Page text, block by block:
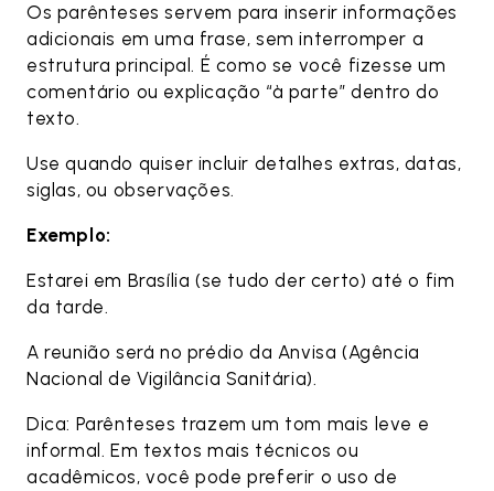
Os parênteses servem para inserir informações
adicionais em uma frase, sem interromper a
estrutura principal. É como se você fizesse um
comentário ou explicação “à parte” dentro do
texto.
Use quando quiser incluir detalhes extras, datas,
siglas, ou observações.
Exemplo:
Estarei em Brasília (se tudo der certo) até o fim
da tarde.
A reunião será no prédio da Anvisa (Agência
Nacional de Vigilância Sanitária).
Dica: Parênteses trazem um tom mais leve e
informal. Em textos mais técnicos ou
acadêmicos, você pode preferir o uso de